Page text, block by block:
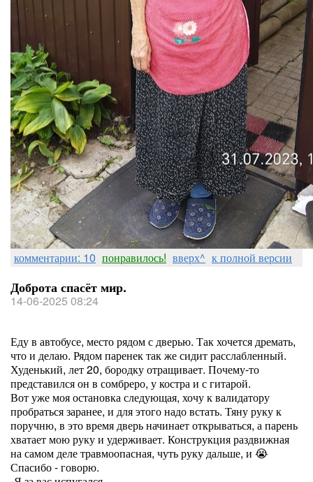
комментарии: 10 понравилось! вверх^ к полной версии
Доброта спасёт мир.
14-06-2025 08:24
Еду в автобусе, место рядом с дверью. Так хочется дремать,
что и делаю. Рядом паренек так же сидит расслабленный.
Худенький, лет 20, бородку отращивает. Почему-то
представился он в сомбреро, у костра и с гитарой.
Вот уже моя остановка следующая, хочу к валидатору
пробраться заранее, и для этого надо встать. Тяну руку к
поручню, в это время дверь начинает открываться, а парень
хватает мою руку и удерживает. Конструкция раздвижная
на самом деле травмоопасная, чуть руку дальше, и 😭
Спасибо - говорю.